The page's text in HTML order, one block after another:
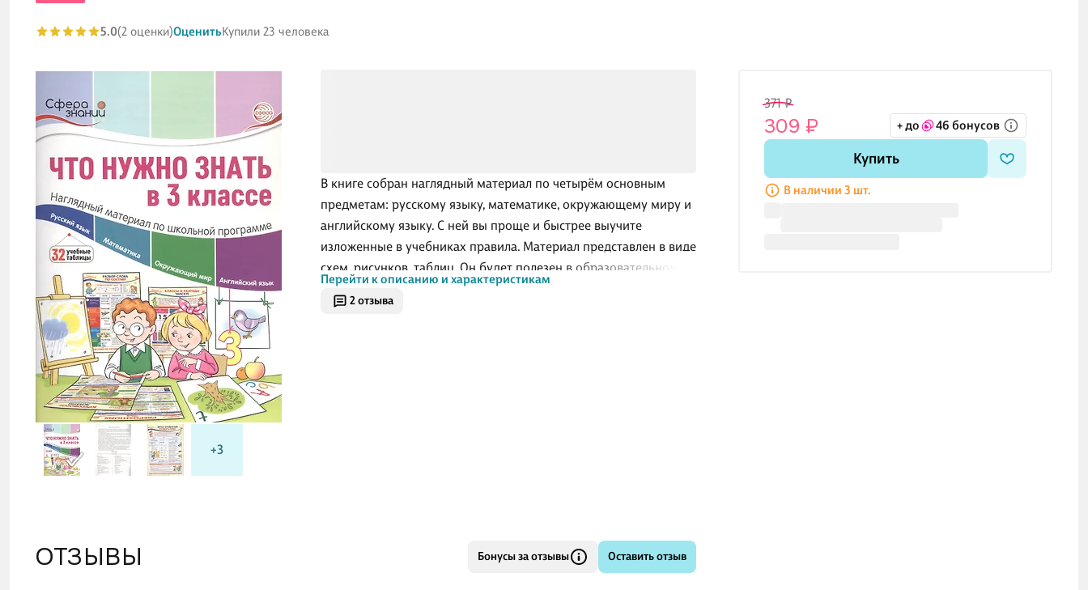
+3
2 отзыва
В книге собран наглядный материал по четырём основным
предметам: русскому языку, математике, окружающему миру и
английскому языку. С ней вы проще и быстрее выучите
изложенные в учебниках правила. Материал представлен в виде
схем, рисунков, таблиц. Он будет полезен в образовательном
процессе школьникам, обучающимся по разным программам
(«Школа России», «Начальная школа XXI века», «Перспектива»
Перейти к описанию и характеристикам
5.0(2 оценки)ОценитьКупили 23 человека
371 ₽
309 ₽ + до 46 бонусов
Купить
В наличии 3 шт.
ОТЗЫВЫ Бонусы за отзывы Оставить отзыв